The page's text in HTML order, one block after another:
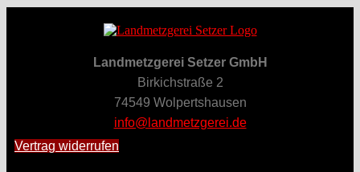
Landmetzgerei Setzer GmbH
Birkichstraße 2
74549 Wolpertshausen
info@landmetzgerei.de
Vertrag widerrufen